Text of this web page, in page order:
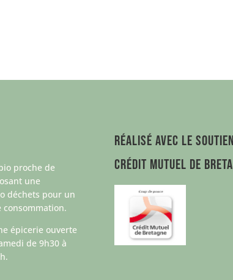
proche de
une
déchets pour un
épicerie ouverte
de 9h30 à
Réalisé avec le
Crédit Mutuel de